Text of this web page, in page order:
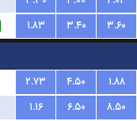
۱.۸۳ ۳.۴۰
۳.۶۰
۲.۷۳ ۴.۵۰
۱.۸۸
۱.۱۶ ۶.۵۰
۸.۵۰